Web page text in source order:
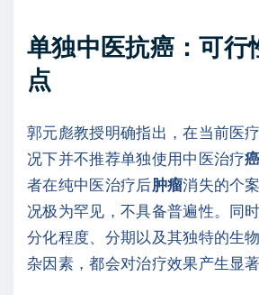
单独中医抗癌：可行
点
郭元彪教授明确指出，在当前医
况下并不推荐单独使用中医治疗
者在纯中医治疗后肿瘤消失的个
况极为罕见，不具备普遍性。同时
分化程度、分期以及其独特的生
杂因素，都会对治疗效果产生显著